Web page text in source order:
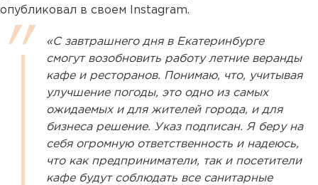
опубликовал в своем Instagram.
«С завтрашнего дня в Екатеринбурге
смогут возобновить работу летние веранды
кафе и ресторанов. Понимаю, что, учитывая
улучшение погоды, это одно из самых
ожидаемых и для жителей города, и для
бизнеса решение. Указ подписан. Я беру на
себя огромную ответственность и надеюсь,
что как предприниматели, так и посетители
кафе будут соблюдать все санитарные